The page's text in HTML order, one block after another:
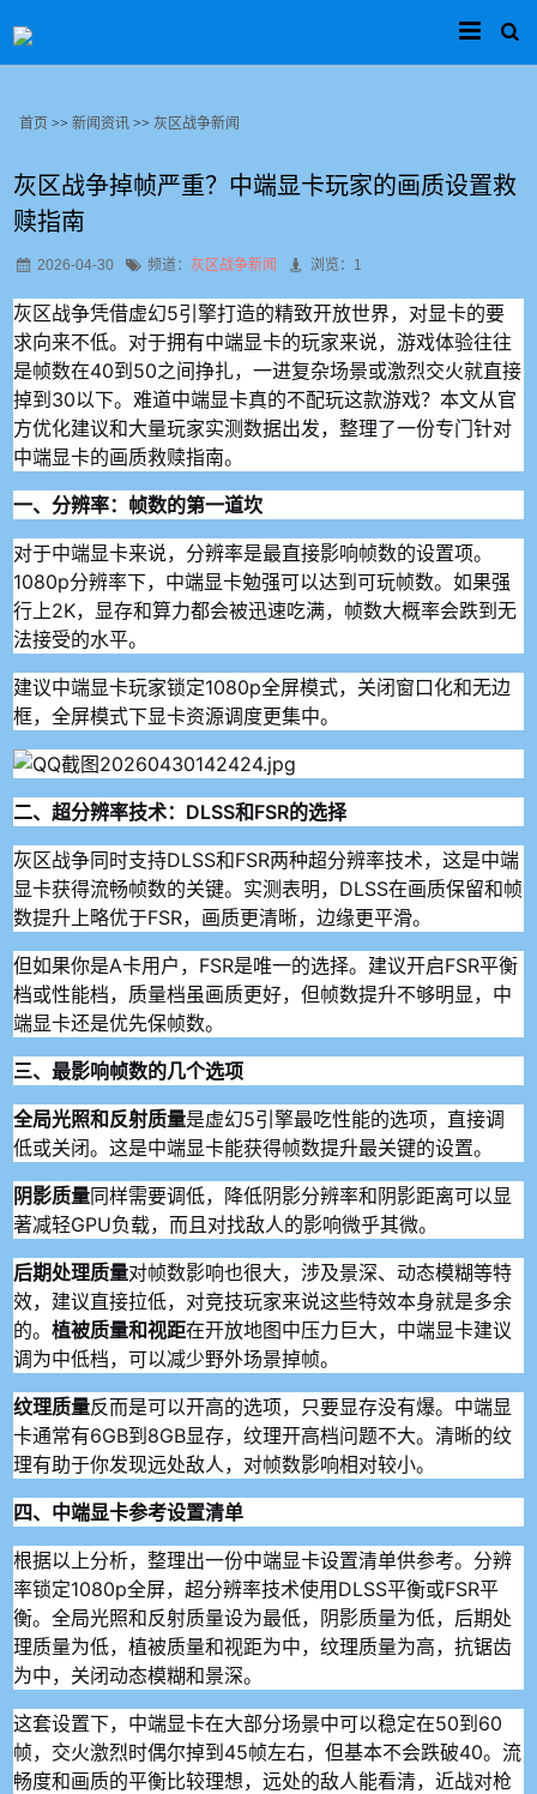
首页 >>新闻资讯 >>灰区战争新闻
灰区战争掉帧严重？中端显卡玩家的画质设置救
赎指南
2026-04-30 频道： 灰区战争新闻 浏览：1
灰区战争凭借虚幻5引擎打造的精致开放世界，对显卡的要
求向来不低。对于拥有中端显卡的玩家来说，游戏体验往往
是帧数在40到50之间挣扎，一进复杂场景或激烈交火就直接
掉到30以下。难道中端显卡真的不配玩这款游戏？本文从官
方优化建议和大量玩家实测数据出发，整理了一份专门针对
中端显卡的画质救赎指南。
一、分辨率：帧数的第一道坎
对于中端显卡来说，分辨率是最直接影响帧数的设置项。
1080p分辨率下，中端显卡勉强可以达到可玩帧数。如果强
行上2K，显存和算力都会被迅速吃满，帧数大概率会跌到无
法接受的水平。
建议中端显卡玩家锁定1080p全屏模式，关闭窗口化和无边
框，全屏模式下显卡资源调度更集中。
二、超分辨率技术：DLSS和FSR的选择
灰区战争同时支持DLSS和FSR两种超分辨率技术，这是中端
显卡获得流畅帧数的关键。实测表明，DLSS在画质保留和帧
数提升上略优于FSR，画质更清晰，边缘更平滑。
但如果你是A卡用户，FSR是唯一的选择。建议开启FSR平衡
档或性能档，质量档虽画质更好，但帧数提升不够明显，中
端显卡还是优先保帧数。
三、最影响帧数的几个选项
全局光照和反射质量是虚幻5引擎最吃性能的选项，直接调
低或关闭。这是中端显卡能获得帧数提升最关键的设置。
阴影质量同样需要调低，降低阴影分辨率和阴影距离可以显
著减轻GPU负载，而且对找敌人的影响微乎其微。
后期处理质量对帧数影响也很大，涉及景深、动态模糊等特
效，建议直接拉低，对竞技玩家来说这些特效本身就是多余
的。植被质量和视距在开放地图中压力巨大，中端显卡建议
调为中低档，可以减少野外场景掉帧。
纹理质量反而是可以开高的选项，只要显存没有爆。中端显
卡通常有6GB到8GB显存，纹理开高档问题不大。清晰的纹
理有助于你发现远处敌人，对帧数影响相对较小。
四、中端显卡参考设置清单
根据以上分析，整理出一份中端显卡设置清单供参考。分辨
率锁定1080p全屏，超分辨率技术使用DLSS平衡或FSR平
衡。全局光照和反射质量设为最低，阴影质量为低，后期处
理质量为低，植被质量和视距为中，纹理质量为高，抗锯齿
为中，关闭动态模糊和景深。
这套设置下，中端显卡在大部分场景中可以稳定在50到60
帧，交火激烈时偶尔掉到45帧左右，但基本不会跌破40。流
畅度和画质的平衡比较理想，远处的敌人能看清，近战对枪